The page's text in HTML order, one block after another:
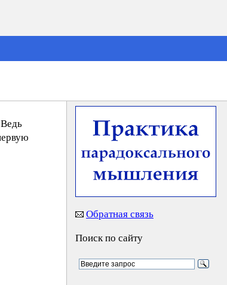
Обратная связь
Поиск по сайту